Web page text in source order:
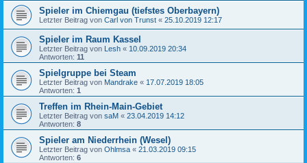
Spieler im Chiemgau (tiefstes Oberbayern)
Letzter Beitrag von Carl von Trunst « 25.10.2019 12:17
Spieler im Raum Kassel
Letzter Beitrag von Lesh « 10.09.2019 20:34
Antworten: 11
Spielgruppe bei Steam
Letzter Beitrag von Mandrake « 17.07.2019 18:05
Antworten: 1
Treffen im Rhein-Main-Gebiet
Letzter Beitrag von saM « 23.04.2019 14:12
Antworten: 8
Spieler am Niederrhein (Wesel)
Letzter Beitrag von Ohlmsa « 21.03.2019 09:15
Antworten: 6